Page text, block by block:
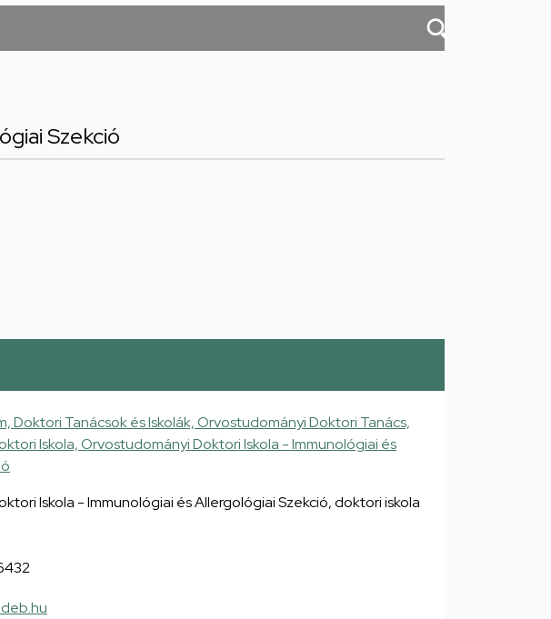
Szekció
Doktori Tanácsok és Iskolák, Orvostudományi Doktori Tanács,
Iskola, Orvostudományi Doktori Iskola - Immunológiai és
Iskola - Immunológiai és Allergológiai Szekció, doktori iskola